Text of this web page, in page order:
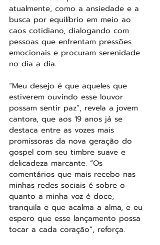
atualmente, como a ansiedade e a
busca por equilíbrio em meio ao
caos cotidiano, dialogando com
pessoas que enfrentam pressões
emocionais e procuram serenidade
no dia a dia.
“Meu desejo é que aqueles que
estiverem ouvindo esse louvor
possam sentir paz”, revela a jovem
cantora, que aos 19 anos já se
destaca entre as vozes mais
promissoras da nova geração do
gospel com seu timbre suave e
delicadeza marcante. “Os
comentários que mais recebo nas
minhas redes sociais é sobre o
quanto a minha voz é doce,
tranquila e que acalma a alma, e eu
espero que esse lançamento possa
tocar a cada coração”, reforça.